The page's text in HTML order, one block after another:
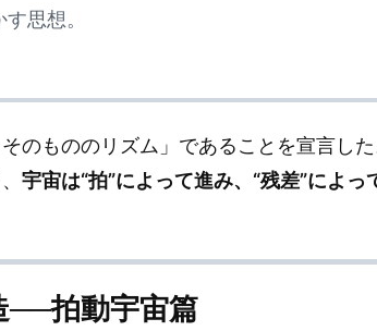
思想。
のもののリズム」であることを宣言し
宇宙は“拍”によって進み、“残差”によっ
──拍動宇宙篇